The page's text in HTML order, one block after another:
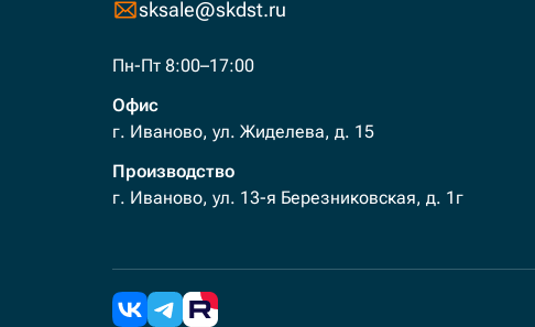
sksale@skdst.ru
Пн-Пт 8:00–17:00
Офис
г. Иваново, ул. Жиделева, д. 15
Производство
г. Иваново, ул. 13-я Березниковская, д. 1г